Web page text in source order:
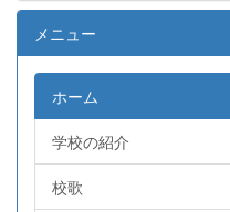
メニュー
ホーム
学校の紹介
校歌